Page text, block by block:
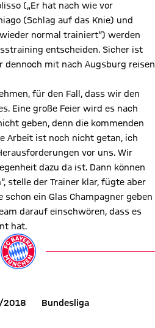
(„Er hat nach wie vor
(Schlag auf das Knie) und
normal trainiert“) werden
entscheiden. Sicher ist
dennoch mit nach Augsburg reisen
für den Fall, dass wir den
Eine große Feier wird es nach
geben, denn die kommenden
Arbeit ist noch nicht getan, ich
vor uns. Wir
dazu da ist. Dann können
stelle der Trainer klar, fügte aber
schon ein Glas Champagner geben
darauf einschwören, dass es
hat.
2018
Bundesliga